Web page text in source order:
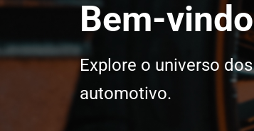
Bem-
Explore o universo
automotivo.